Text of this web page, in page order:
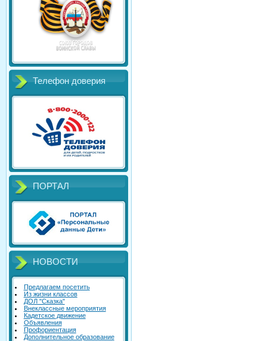
Телефон доверия
ПОРТАЛ
НОВОСТИ
Предлагаем посетить
Из жизни классов
ДОЛ "Сказка"
Внеклассные мероприятия
Кадетское движение
Объявления
Профориентация
Дополнительное образование